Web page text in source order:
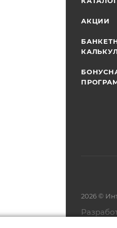
АКЦИИ
2026 ©